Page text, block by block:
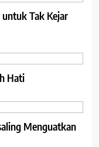
Tak Kejar
Hati
Menguatkan